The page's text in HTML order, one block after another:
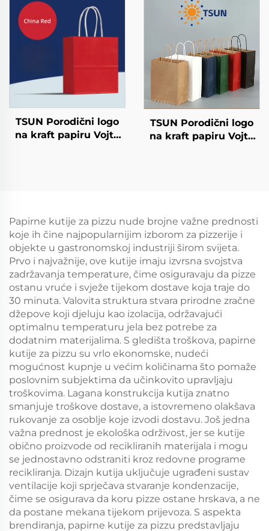
Sushi Pizza Kruh
Slatkoće Čokolade
Hamburgeri - za
Hrana za pakiranje
Ekranisano tiskanje na
TSUN Porodični logo
na kraft papiru Vojta
TSUN Porodični logo
na kraft papiru Vojta
Štapci
Papirne kutije za pizzu nude brojne važne prednosti
koje ih čine najpopularnijim izborom za pizzerije i
objekte u gastronomskoj industriji širom svijeta.
Prvo i najvažnije, ove kutije imaju izvrsna svojstva
zadržavanja temperature, čime osiguravaju da pizze
ostanu vruće i svježe tijekom dostave koja traje do
30 minuta. Valovita struktura stvara prirodne zračne
džepove koji djeluju kao izolacija, održavajući
optimalnu temperaturu jela bez potrebe za
dodatnim materijalima. S gledišta troškova, papirne
kutije za pizzu su vrlo ekonomske, nudeći
mogućnost kupnje u većim količinama što pomaže
poslovnim subjektima da učinkovito upravljaju
troškovima. Lagana konstrukcija kutija znatno
smanjuje troškove dostave, a istovremeno olakšava
rukovanje za osoblje koje izvodi dostavu. Još jedna
važna prednost je ekološka održivost, jer se kutije
obično proizvode od recikliranih materijala i mogu
se jednostavno odstraniti kroz redovne programe
recikliranja. Dizajn kutija uključuje ugrađeni sustav
ventilacije koji sprječava stvaranje kondenzacije,
čime se osigurava da koru pizze ostane hrskava, a ne
da postane mekana tijekom prijevoza. S aspekta
brendiranja, papirne kutije za pizzu predstavljaju